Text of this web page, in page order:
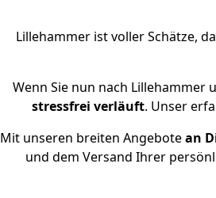
Lillehammer ist voller Schätze,
Wenn Sie nun nach Lillehammer
stressfrei verläuft. Unser
Mit unseren breiten Angebotean
und dem Versand Ihrer